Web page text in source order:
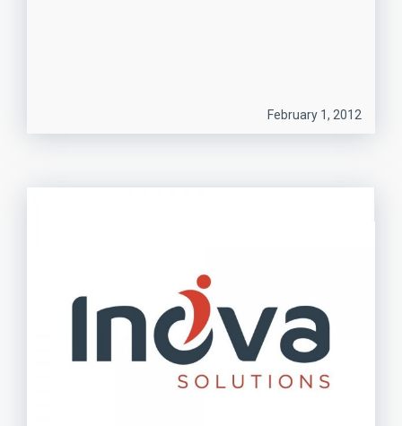
February 1, 2012